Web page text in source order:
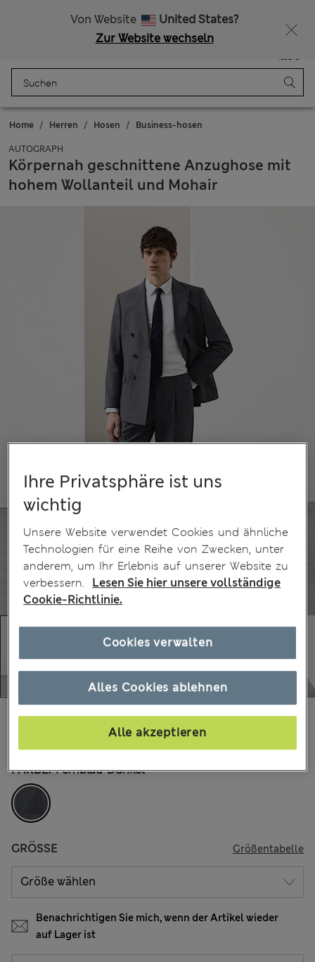
Von Website
United States?
Zur Website wechseln
Tasche
Home Herren Hosen Business-hosen
AUTOGRAPH
Körpernah geschnittene Anzughose mit
hohem Wollanteil und Mohair
€120,00 Alle Preise enthalten Steuern und Abgaben
FARBE: Fernblau Dunkel
GRÖSSE Größentabelle
Benachrichtigen Sie mich, wenn der Artikel wieder
auf Lager ist
Ihre Privatsphäre ist uns
wichtig
Unsere Website verwendet Cookies und ähnliche
Technologien für eine Reihe von Zwecken, unter
anderem, um Ihr Erlebnis auf unserer Website zu
verbessern.
Lesen Sie hier unsere vollständige
Cookie-Richtlinie.
Alles Cookies ablehnen
Alle akzeptieren
Cookies verwalten